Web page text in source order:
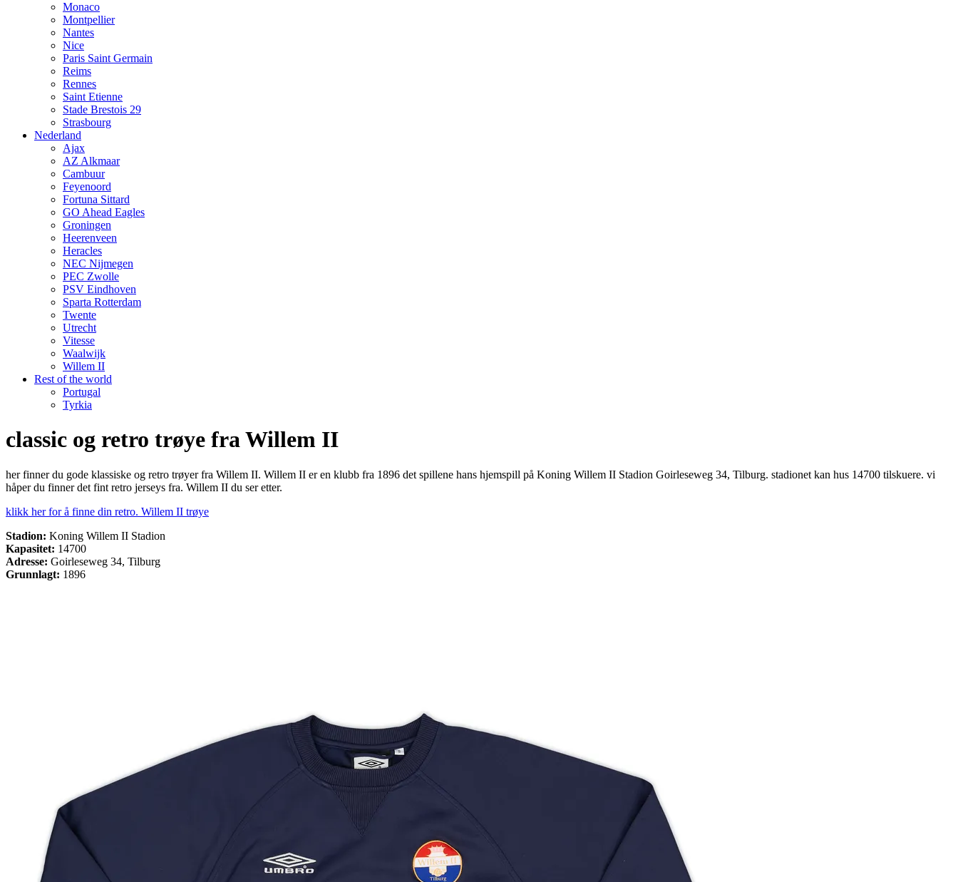
Monaco
Montpellier
Nantes
Nice
Paris Saint Germain
Reims
Rennes
Saint Etienne
Stade Brestois 29
Strasbourg
Nederland
Ajax
AZ Alkmaar
Cambuur
Feyenoord
Fortuna Sittard
GO Ahead Eagles
Groningen
Heerenveen
Heracles
NEC Nijmegen
PEC Zwolle
PSV Eindhoven
Sparta Rotterdam
Twente
Utrecht
Vitesse
Waalwijk
Willem II
Rest of the world
Portugal
Tyrkia
classic og retro trøye fra Willem II
her finner du gode klassiske og retro trøyer fra Willem II. Willem II er en klubb fra 1896 det spillene hans hjemspill på Koning Willem II Stadion Goirleseweg 34, Tilburg. stadionet kan hus 14700 tilskuere. vi
håper du finner det fint retro jerseys fra. Willem II du ser etter.
klikk her for å finne din retro. Willem II trøye
Stadion: Koning Willem II Stadion
Kapasitet: 14700
Adresse: Goirleseweg 34, Tilburg
Grunnlagt: 1896